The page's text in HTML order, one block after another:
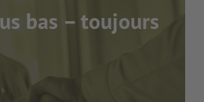
bas – toujours